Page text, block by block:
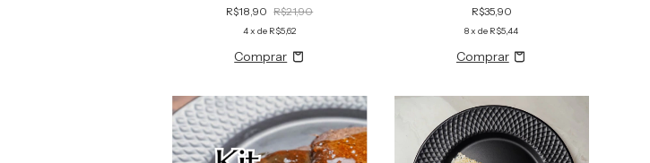
R$18,90 R$21,90
4x de R$5,62
R$35,90
8x de R$5,44